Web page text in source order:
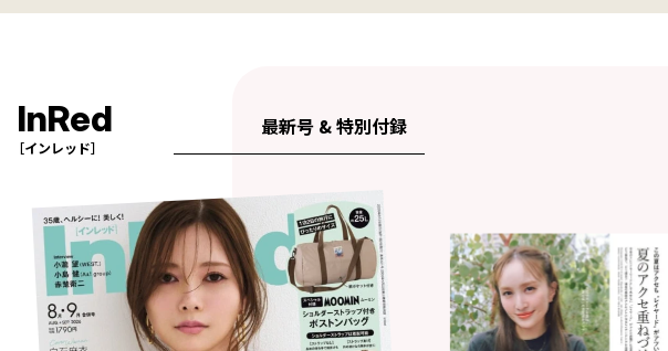
InRed
［インレッド］
最新号 & 特別付録